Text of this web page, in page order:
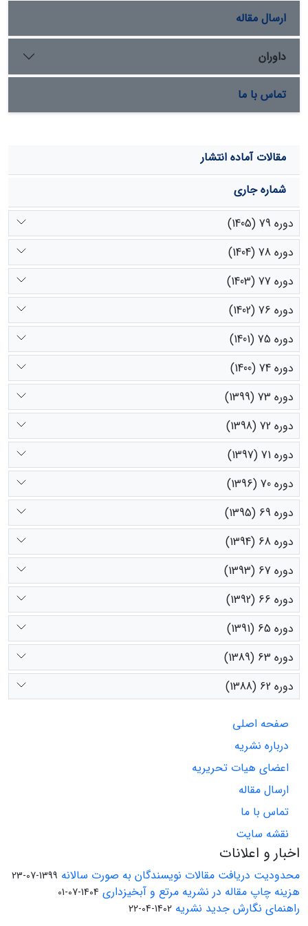
ارسال مقاله
داوران
تماس با ما
مقالات آماده انتشار
شماره جاری
دوره 79 (1405)
دوره 78 (1404)
دوره 77 (1403)
دوره 76 (1402)
دوره 75 (1401)
دوره 74 (1400)
دوره 73 (1399)
دوره 72 (1398)
دوره 71 (1397)
دوره 70 (1396)
دوره 69 (1395)
دوره 68 (1394)
دوره 67 (1393)
دوره 66 (1392)
دوره 65 (1391)
دوره 63 (1389)
دوره 62 (1388)
صفحه اصلی
درباره نشریه
اعضای هیات تحریریه
ارسال مقاله
تماس با ما
نقشه سایت
اخبار و اعلانات
محدودیت دریافت مقالات نویسندگان به صورت سالانه 1399-07-23
هزینه چاپ مقاله در نشریه مرتع و آبخیزداری 1404-07-01
راهنمای نگارش جدید نشریه 1402-04-22